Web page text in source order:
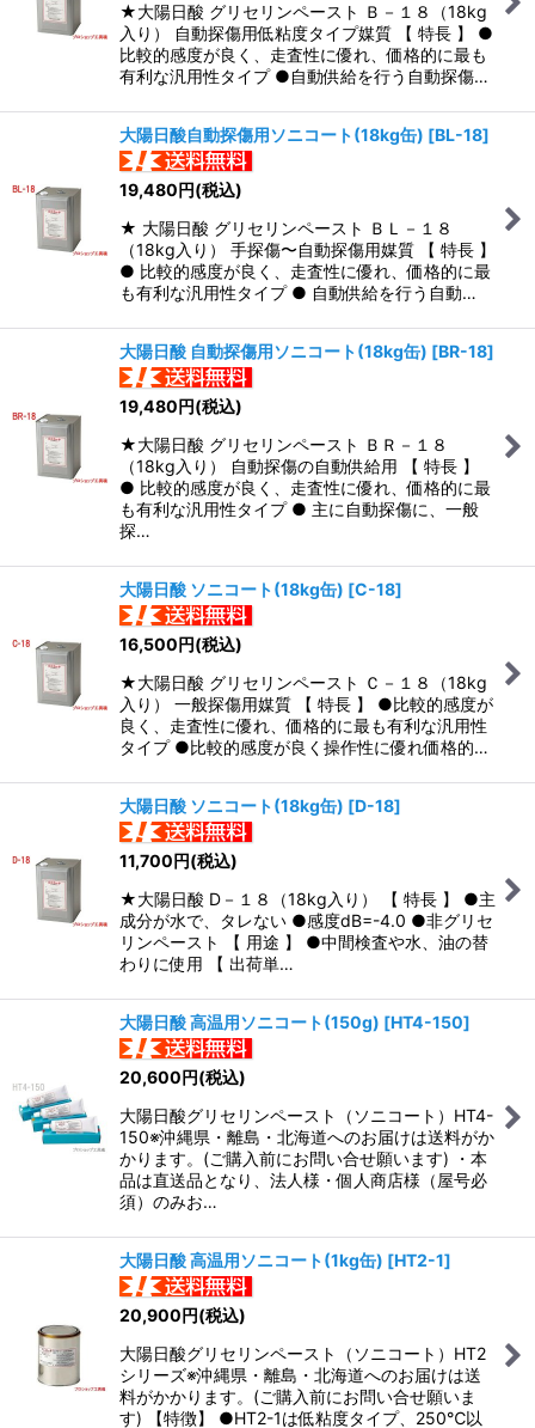
★大陽日酸 グリセリンペースト Ｂ－１８（18kg
入り） 自動探傷用低粘度タイプ媒質 【 特長 】 ●
比較的感度が良く、走査性に優れ、価格的に最も
有利な汎用性タイプ ●自動供給を行う自動探傷…
大陽日酸自動探傷用ソニコート(18kg缶) [BL-18]
19,480円(税込)
★ 大陽日酸 グリセリンペースト ＢＬ－１８
（18kg入り） 手探傷〜自動探傷用媒質 【 特長 】
● 比較的感度が良く、走査性に優れ、価格的に最
も有利な汎用性タイプ ● 自動供給を行う自動…
大陽日酸 自動探傷用ソニコート(18kg缶) [BR-18]
19,480円(税込)
★大陽日酸 グリセリンペースト ＢＲ－１８
（18kg入り） 自動探傷の自動供給用 【 特長 】
● 比較的感度が良く、走査性に優れ、価格的に最
も有利な汎用性タイプ ● 主に自動探傷に、一般
探…
大陽日酸 ソニコート(18kg缶) [C-18]
16,500円(税込)
★大陽日酸 グリセリンペースト Ｃ－１８（18kg
入り） 一般探傷用媒質 【 特長 】 ●比較的感度が
良く、走査性に優れ、価格的に最も有利な汎用性
タイプ ●比較的感度が良く操作性に優れ価格的…
大陽日酸 ソニコート(18kg缶) [D-18]
11,700円(税込)
★大陽日酸 D－１８（18kg入り） 【 特長 】 ●主
成分が水で、タレない ●感度dB=-4.0 ●非グリセ
リンペースト 【 用途 】 ●中間検査や水、油の替
わりに使用 【 出荷単…
大陽日酸 高温用ソニコート(150g) [HT4-150]
20,600円(税込)
大陽日酸グリセリンペースト（ソニコート）HT4-
150※沖縄県・離島・北海道へのお届けは送料がか
かります。(ご購入前にお問い合せ願います) ・本
品は直送品となり、法人様・個人商店様（屋号必
須）のみお…
大陽日酸 高温用ソニコート(1kg缶) [HT2-1]
20,900円(税込)
大陽日酸グリセリンペースト（ソニコート）HT2
シリーズ※沖縄県・離島・北海道へのお届けは送
料がかかります。(ご購入前にお問い合せ願いま
す) 【特徴】 ●HT2-1は低粘度タイプ、250℃以